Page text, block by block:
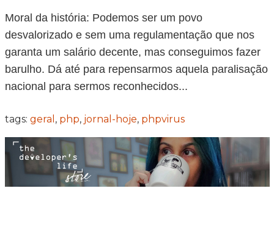
Moral da história: Podemos ser um povo
desvalorizado e sem uma regulamentação que nos
garanta um salário decente, mas conseguimos fazer
barulho. Dá até para repensarmos aquela paralisação
nacional para sermos reconhecidos...
tags: geral , php, jornal-hoje, phpvirus